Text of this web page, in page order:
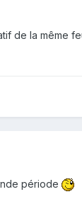
de la même
période